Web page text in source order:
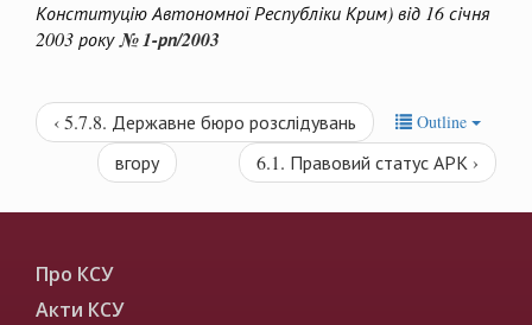
Конституцію Автономної Республіки Крим) від 16 січня
2003 року№ 1-рп/2003
Outline
‹ 5.7.8. Державне бюро розслідувань
вгору
6.1. Правовий статус АРК ›
Про КСУ
Акти КСУ